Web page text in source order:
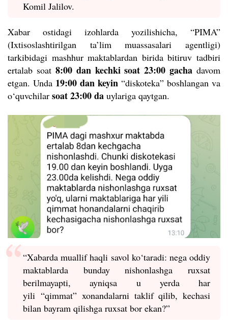
Komil Jalilov.
Xabar ostidagi izohlarda yozilishicha, “PIMA”
(Ixtisoslashtirilgan ta’lim muassasalari agentligi)
tarkibidagi mashhur maktablardan birida bitiruv tadbiri
ertalab soat 8:00 dan kechki soat 23:00 gacha davom
etgan. Unda 19:00 dan keyin “diskoteka” boshlangan va
o‘quvchilar soat 23:00 da uylariga qaytgan.
“Xabarda muallif haqli savol ko‘taradi: nega oddiy
maktablarda bunday nishonlashga ruxsat
berilmayapti, ayniqsa u yerda har
yili “qimmat”xonandalarni taklif qilib, kechasi
bilan bayram qilishga ruxsat bor ekan?”